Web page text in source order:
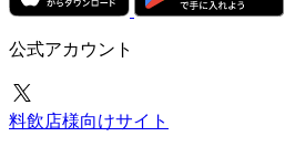
公式アカウント
料飲店様向けサイト